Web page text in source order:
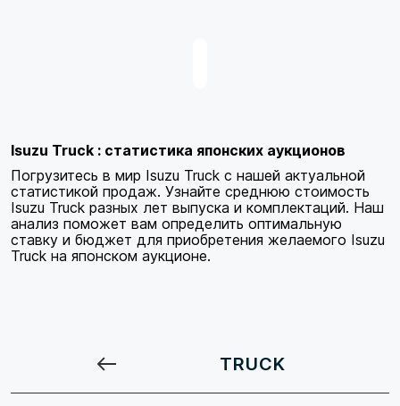
Isuzu Truck : статистика японских аукционов
Погрузитесь в мир Isuzu Truck с нашей актуальной
статистикой продаж. Узнайте среднюю стоимость
Isuzu Truck разных лет выпуска и комплектаций. Наш
анализ поможет вам определить оптимальную
ставку и бюджет для приобретения желаемого Isuzu
Truck на японском аукционе.
TRUCK